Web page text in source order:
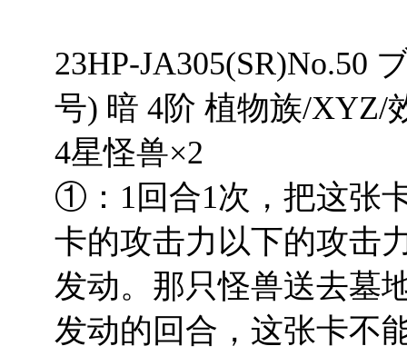
23HP-JA305(SR)No.50
号) 暗 4阶 植物族/XYZ/
4星怪兽×2
①：1回合1次，把这张
卡的攻击力以下的攻击
发动。那只怪兽送去墓
发动的回合，这张卡不